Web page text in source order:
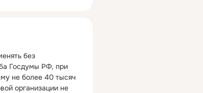
без
Госдумы РФ, при
не более 40 тысяч
организации не